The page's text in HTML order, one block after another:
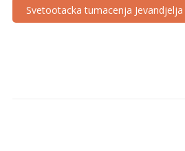
Svetootacka tumacenja